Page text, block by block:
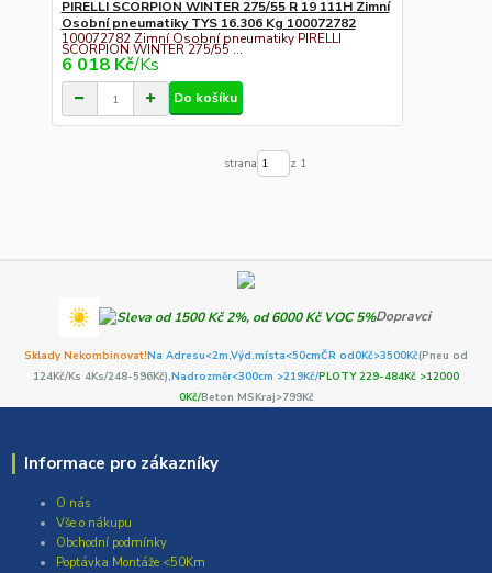
PIRELLI SCORPION WINTER 275/55 R 19 111H Zimní
Osobní pneumatiky TYS 16.306 Kg 100072782
100072782 Zimní Osobní pneumatiky PIRELLI
SCORPION WINTER 275/55 ...
6 018 Kč/Ks
Do košíku
strana z 1
Dopravci
Sklady Nekombinovat!Na Adresu<2m,Výd.místa<50cmČR od0Kč>3500Kč(Pneu od
124Kč/Ks 4Ks/248-596Kč),Nadrozměr<300cm >219Kč/PLOTY 229-484Kč >12000
0Kč/Beton MSKraj>799Kč
Informace pro zákazníky
O nás
Vše o nákupu
Obchodní podmínky
Poptávka Montáže <50Km